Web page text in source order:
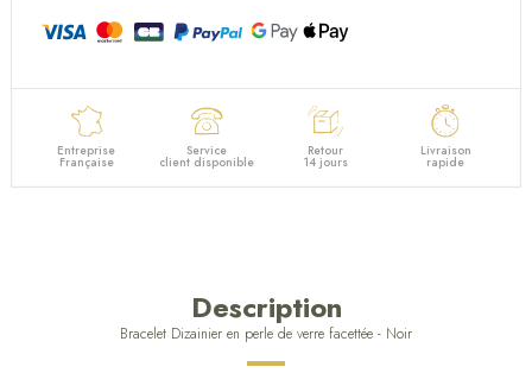
Entreprise
Française
Service
client disponible
Retour
14 jours
Livraison
rapide
Description
Bracelet Dizainier en perle de verre facettée - Noir